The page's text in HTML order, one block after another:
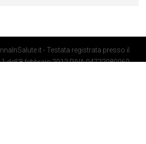
- Testata registrata presso il
dell'8 febbraio 2012 P.IVA 04722080969 -